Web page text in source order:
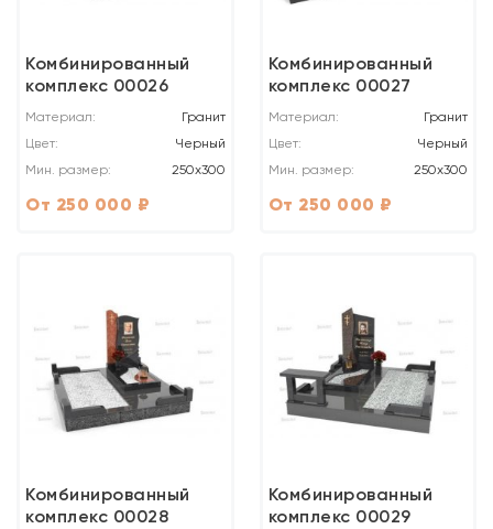
Комбинированный
комплекс 00026
Материал:
Гранит
Цвет:
Черный
Мин. размер:
250x300
От 250 000 ₽
Комбинированный
комплекс 00027
Материал:
Гранит
Цвет:
Черный
Мин. размер:
250x300
От 250 000 ₽
Комбинированный
комплекс 00028
Комбинированный
комплекс 00029